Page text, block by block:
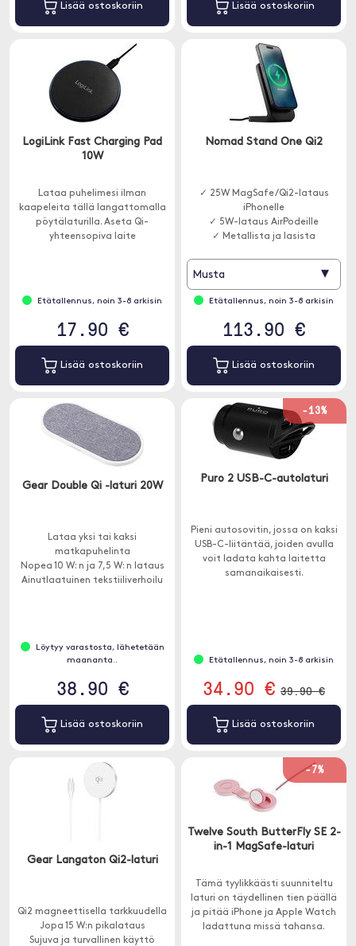
Lisää ostoskoriin Lisää ostoskoriin
LogiLink Fast Charging Pad
10W
Lataa puhelimesi ilman
kaapeleita tällä langattomalla
pöytälaturilla. Aseta Qi-
yhteensopiva laite
Etätallennus, noin 3-8 arkisin
17.90 €
Lisää ostoskoriin
Nomad Stand One Qi2
✓ 25W MagSafe/Qi2-lataus
iPhonelle
✓ 5W-lataus AirPodeille
✓ Metallista ja lasista
Musta ▾
Etätallennus, noin 3-8 arkisin
113.90 €
Lisää ostoskoriin
Gear Double Qi -laturi 20W
Lataa yksi tai kaksi
matkapuhelinta
Nopea 10 W: n ja 7,5 W: n lataus
Ainutlaatuinen tekstiiliverhoilu
Löytyy varastosta, lähetetään
maananta..
38.90 €
Lisää ostoskoriin
-13%
Puro 2 USB-C-autolaturi
Pieni autosovitin, jossa on kaksi
USB-C-liitäntää, joiden avulla
voit ladata kahta laitetta
samanaikaisesti.
Etätallennus, noin 3-8 arkisin
34.90 € 39.90 €
Lisää ostoskoriin
Gear Langaton Qi2-laturi
Qi2 magneettisella tarkkuudella
Jopa 15 W:n pikalataus
Sujuva ja turvallinen käyttö
-7%
Twelve South ButterFly SE 2-
in-1 MagSafe-laturi
Tämä tyylikkäästi suunniteltu
laturi on täydellinen tien päällä
ja pitää iPhone ja Apple Watch
ladattuna missä tahansa.